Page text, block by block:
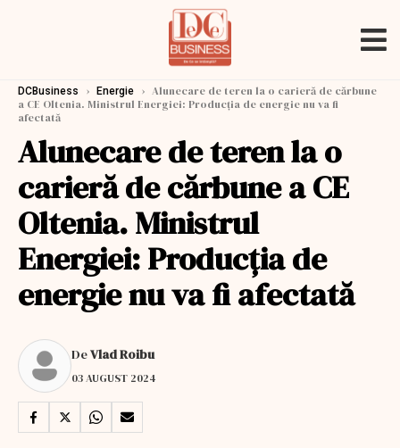
DCBusiness › Energie › Alunecare de teren la o carieră de cărbune
a CE Oltenia. Ministrul Energiei: Producția de energie nu va fi
afectată
Alunecare de teren la o
carieră de cărbune a CE
Oltenia. Ministrul
Energiei: Producția de
energie nu va fi afectată
DeVlad Roibu
03 AUGUST 2024